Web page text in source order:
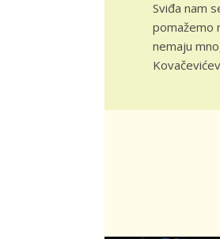
Sviđa nam
pomažemo
nemaju